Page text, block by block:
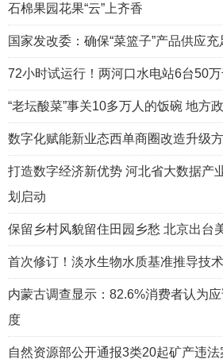
石棉果园花果“云”上齐香
国家发改委：确保“菜篮子”产品供应
72小时试运行！两河口水电站6台50
“老坛酸菜”事关10多万人的饭碗 地方
数字化赋能新业态西单商圈改造升级
打造数字经济新优势 河北省大数据产
划启动
保留乡村风貌留住田园乡愁 北京出台
首次修订！淡水生物水质基准推导技
内蒙古调查显示：82.6%消费者认为
度
自然资源部公开通报3类20起矿产违